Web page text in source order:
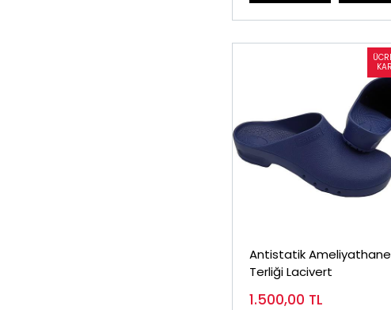
Antistatik Ameliyathane
Terliği Lacivert
1.500,00 TL